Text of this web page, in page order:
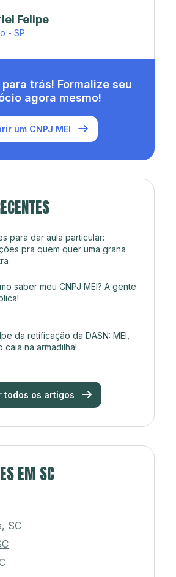
açaí e sorveteria
- RJ
trás! Formalize seu
agora mesmo!
um CNPJ MEI
para dar aula particular:
pra quem quer uma grana
saber meu CNPJ MEI? A gente
da retificação da DASN: MEI,
caia na armadilha!
todos os artigos
EM SC
SC